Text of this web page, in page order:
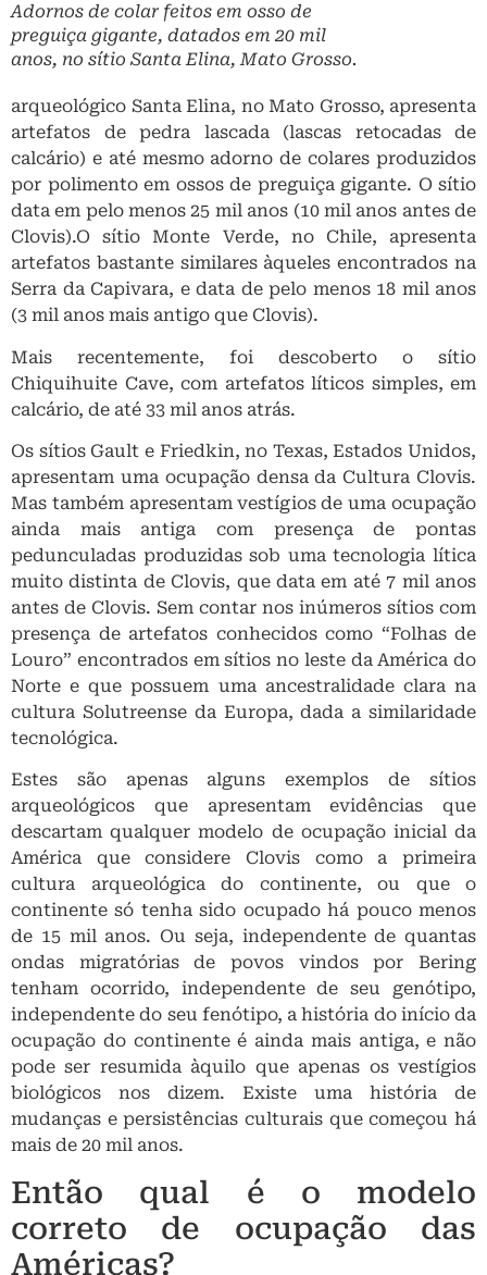
data em pelo menos 25 mil anos (10 mil anos antes de
Clovis).O sítio Monte Verde, no Chile, apresenta
Serra da Capivara, e data de pelo menos 18 mil anos
(3 mil anos mais antigo que Clovis).
Mais recentemente, foi descoberto o sítio
Chiquihuite Cave, com artefatos líticos simples, em
calcário, de até 33 mil anos atrás.
Os sítios Gault e Friedkin, no Texas, Estados Unidos,
apresentam uma ocupação densa da Cultura Clovis.
Mas também apresentam vestígios de uma ocupação
ainda mais antiga com presença de pontas
pedunculadas produzidas sob uma tecnologia lítica
muito distinta de Clovis, que data em até 7 mil anos
antes de Clovis. Sem contar nos inúmeros sítios com
presença de artefatos conhecidos como “Folhas de
Louro” encontrados em sítios no leste da América do
Norte e que possuem uma ancestralidade clara na
cultura Solutreense da Europa, dada a similaridade
tecnológica.
Estes são apenas alguns exemplos de sítios
arqueológicos que apresentam evidências que
descartam qualquer modelo de ocupação inicial da
América que considere Clovis como a primeira
cultura arqueológica do continente, ou que o
continente só tenha sido ocupado há pouco menos
de 15 mil anos. Ou seja, independente de quantas
ondas migratórias de povos vindos por Bering
tenham ocorrido, independente de seu genótipo,
independente do seu fenótipo, a história do início da
ocupação do continente é ainda mais antiga, e não
pode ser resumida àquilo que apenas os vestígios
biológicos nos dizem. Existe uma história de
mudanças e persistências culturais que começou há
mais de 20 mil anos.
Então qual é o modelo
correto de ocupação das
Américas?
A chegada dos humanos no continente americano
pelo estreito de Bering é indiscutível. As pessoas
definitivamente atravessaram a região em algum
momento pouco antes da Cultura Clovis se espalhar
pela América do Norte e diversas outras culturas
arqueológicas se espalharem pelo resto do